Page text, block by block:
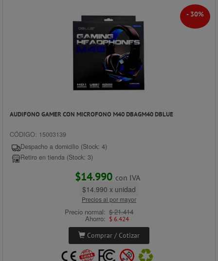
- 30%
AUDIFONO GAMER CON MICROFONO M40 DBAGM40 DBLUE
CÓDIGO: 15003139
Despacho a domicilio (Stock: 4)
Retiro en tienda (Stock: 3)
$14.990 con IVA
$14.990 x unidad
Precios al por mayor
Precio normal: $ 21.414
Ahorro: $ 6.424
Comprar / Cotizar